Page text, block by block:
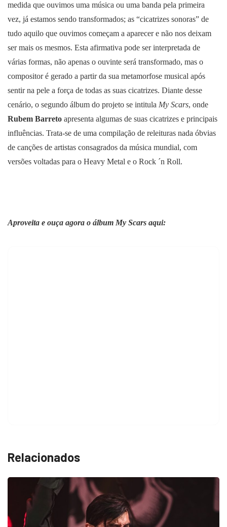
medida que ouvimos uma música ou uma banda pela primeira
vez, já estamos sendo transformados; as “cicatrizes sonoras” de
tudo aquilo que ouvimos começam a aparecer e não nos deixam
ser mais os mesmos. Esta afirmativa pode ser interpretada de
várias formas, não apenas o ouvinte será transformado, mas o
compositor é gerado a partir da sua metamorfose musical após
sentir na pele a força de todas as suas cicatrizes. Diante desse
cenário, o segundo álbum do projeto se intitula My Scars, onde
Rubem Barreto apresenta algumas de suas cicatrizes e principais
influências. Trata-se de uma compilação de releituras nada óbvias
de canções de artistas consagrados da música mundial, com
versões voltadas para o Heavy Metal e o Rock ´n Roll.
Aproveita e ouça agora o álbum My Scars aqui:
Relacionados